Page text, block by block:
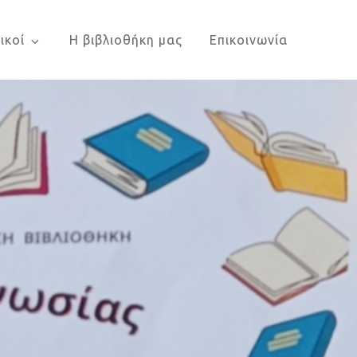
Η βιβλιοθήκη μας Επικοινωνία